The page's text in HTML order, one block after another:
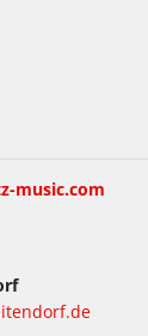
music.com